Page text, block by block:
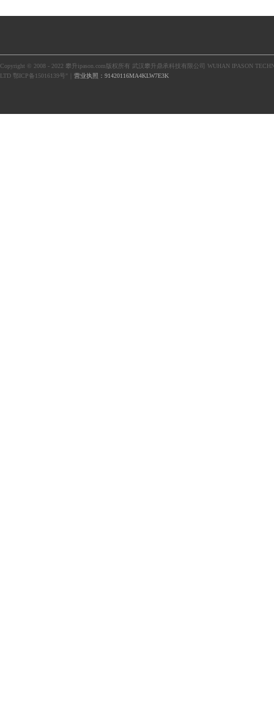
Copyright © 2008 - 2022 攀升ipason.com版权所有 武汉攀升鼎承科技有限公司 WUHAN IPASON
LTD 鄂ICP备15016139号"｜ 营业执照：91420116MA4KLW7E3K